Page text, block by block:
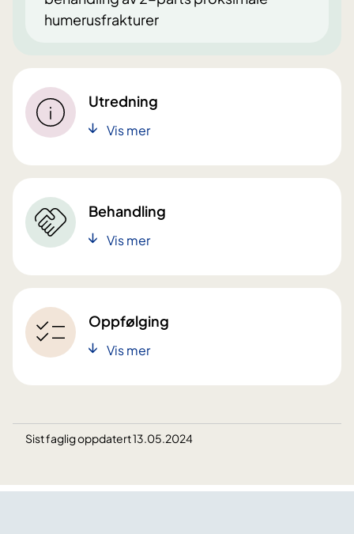
humerusfrakturer
Utredning
Vis mer
Behandling
Vis mer
Oppfølging
Vis mer
Sist faglig oppdatert 13.05.2024